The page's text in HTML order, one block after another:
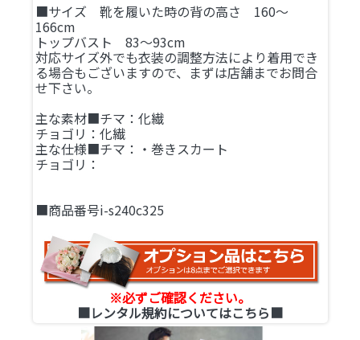
■サイズ 靴を履いた時の背の高さ 160～
166cm
トップバスト 83～93cm
対応サイズ外でも衣装の調整方法により着用でき
る場合もございますので、まずは店舗までお問合
せ下さい。
主な素材■チマ：化繊
チョゴリ：化繊
主な仕様■チマ：・巻きスカート
チョゴリ：
■商品番号i-s240c325
※必ずご確認ください。
■レンタル規約についてはこちら■